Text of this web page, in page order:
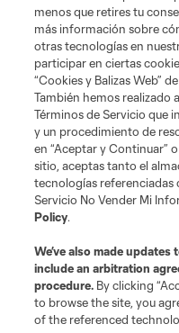
Terminos de servicio
Politica
Do Not Sell or Share My
©2026 MLS. The Major League
registered trademarks of Major
and logos of MLS teams are
MLS or are used with the
is forbidden.
menos que retires tu
más información sobre
otras tecnologías en
participar en ciertas
“Cookies y Balizas Web”
También hemos realizado
Términos de Servicio que
y un procedimiento de
en “Aceptar y Continuar”
sitio, aceptas tanto el
tecnologías referenciadas
Servicio No Vender Mi
Policy.
We’ve also made updates
include an arbitration
procedure. By clicking
to browse the site, you
of the referenced